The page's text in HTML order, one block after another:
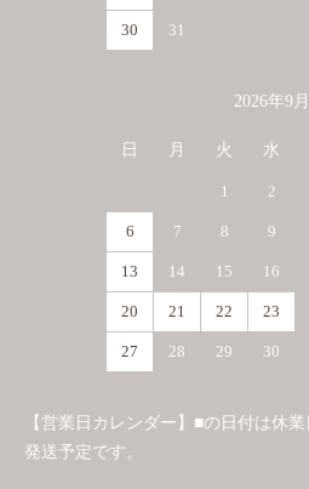
30 31
2026年9月
日 月 火 水
1 2
6 7 8 9
13 14 15 16
20 21 22 23
27 28 29 30
【営業日カレンダー】■の日付は休
発送予定です。